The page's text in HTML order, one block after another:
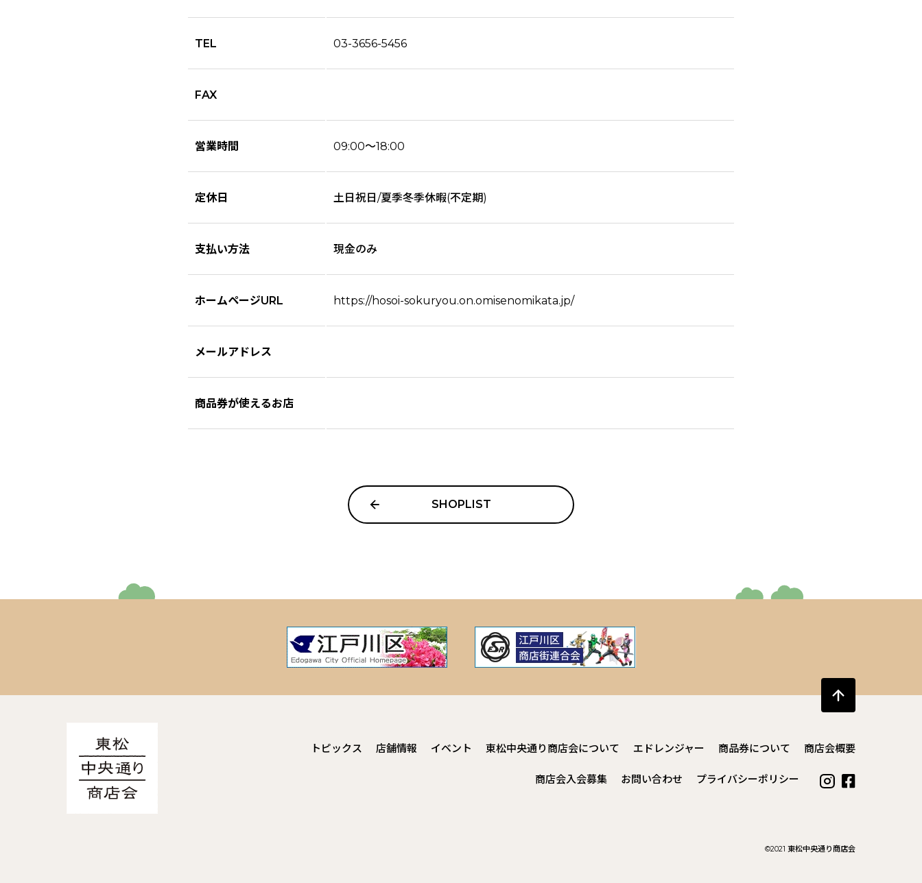
TEL 03-3656-5456
FAX
営業時間 09:00～18:00
定休日 土日祝日/夏季冬季休暇(不定期)
支払い方法 現金のみ
ホームページURL https://hosoi-sokuryou.on.omisenomikata.jp/
メールアドレス
商品券が使えるお店
SHOPLIST
トピックス 店舗情報 イベント 東松中央通り商店会について エドレンジャー 商品券について 商店会概要
商店会入会募集 お問い合わせ プライバシーポリシー
©︎2021 東松中央通り商店会